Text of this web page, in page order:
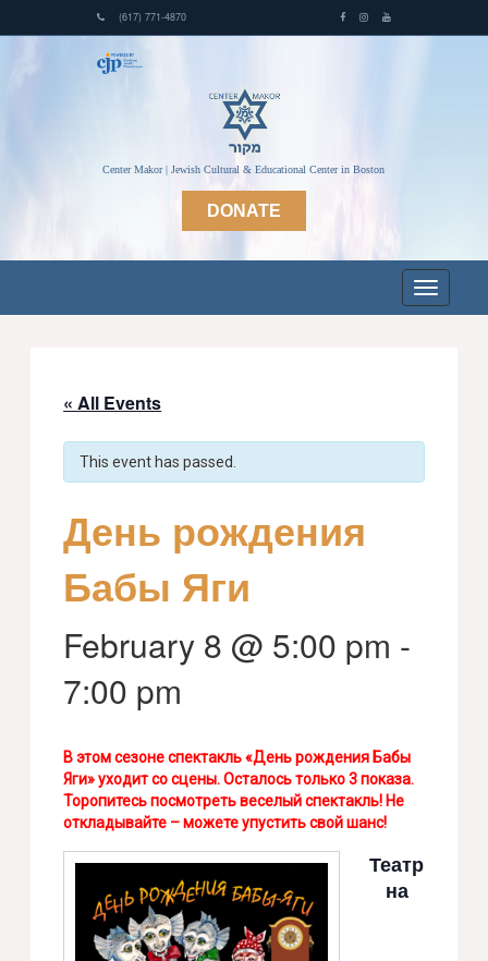
(617) 771-4870
Center Makor | Jewish Cultural & Educational Center in Boston
DONATE
« All Events
This event has passed.
День рождения
Бабы Яги
February 8 @ 5:00 pm -
7:00 pm
В этом сезоне спектакль «День рождения Бабы
Яги» уходит со сцены. Осталось только 3 показа.
Торопитесь посмотреть веселый спектакль! Не
откладывайте – можете упустить свой шанс!
Театр
на